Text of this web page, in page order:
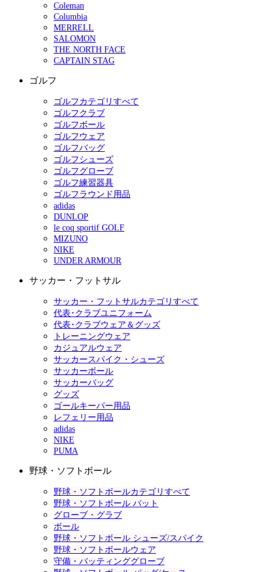
Coleman
Columbia
MERRELL
SALOMON
THE NORTH FACE
CAPTAIN STAG
ゴルフ
ゴルフカテゴリすべて
ゴルフクラブ
ゴルフボール
ゴルフウェア
ゴルフバッグ
ゴルフシューズ
ゴルフグローブ
ゴルフ練習器具
ゴルフラウンド用品
adidas
DUNLOP
le coq sportif GOLF
MIZUNO
NIKE
UNDER ARMOUR
サッカー・フットサル
サッカー・フットサルカテゴリすべて
代表･クラブユニフォーム
代表･クラブウェア＆グッズ
トレーニングウェア
カジュアルウェア
サッカースパイク・シューズ
サッカーボール
サッカーバッグ
グッズ
ゴールキーパー用品
レフェリー用品
adidas
NIKE
PUMA
野球・ソフトボール
野球・ソフトボールカテゴリすべて
野球・ソフトボール バット
グローブ・グラブ
ボール
野球・ソフトボール シューズ/スパイク
野球・ソフトボールウェア
守備・バッティンググローブ